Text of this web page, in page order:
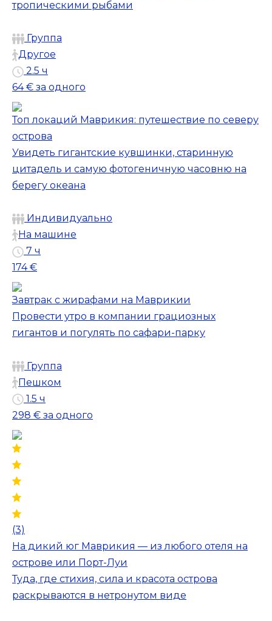
тропическими рыбами
Группа
Другое
2.5 ч
64 € за одного
Топ локаций Маврикия: путешествие по северу
острова
Увидеть гигантские кувшинки, старинную
цитадель и самую фотогеничную часовню на
берегу океана
Индивидуально
На машине
7 ч
174 €
Завтрак с жирафами на Маврикии
Провести утро в компании грациозных
гигантов и погулять по сафари-парку
Группа
Пешком
1.5 ч
298 € за одного
(3)
На дикий юг Маврикия — из любого отеля на
острове или Порт-Луи
Туда, где стихия, сила и красота острова
раскрываются в нетронутом виде